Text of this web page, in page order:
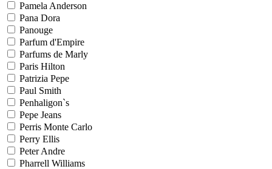
Pamela Anderson
Pana Dora
Panouge
Parfum d'Empire
Parfums de Marly
Paris Hilton
Patrizia Pepe
Paul Smith
Penhaligon`s
Pepe Jeans
Perris Monte Carlo
Perry Ellis
Peter Andre
Pharrell Williams